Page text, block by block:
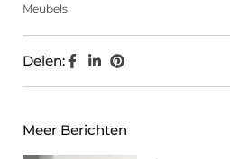
Meubels
Delen:
Meer Berichten